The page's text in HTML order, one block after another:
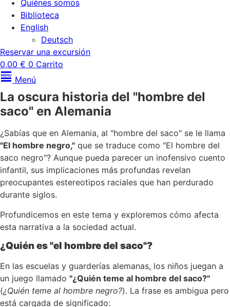
Quiénes somos
Biblioteca
English
Deutsch
Reservar una excursión
0,00 € 0 Carrito
Menú
La oscura historia del "hombre del
saco" en Alemania
¿Sabías que en Alemania, al "hombre del saco" se le llama
"El hombre negro," que se traduce como "El hombre del
saco negro"? Aunque pueda parecer un inofensivo cuento
infantil, sus implicaciones más profundas revelan
preocupantes estereotipos raciales que han perdurado
durante siglos.
Profundicemos en este tema y exploremos cómo afecta
esta narrativa a la sociedad actual.
¿Quién es "el hombre del saco"?
En las escuelas y guarderías alemanas, los niños juegan a
un juego llamado "¿Quién teme al hombre del saco?"
(¿Quién teme al hombre negro?). La frase es ambigua pero
está cargada de significado: